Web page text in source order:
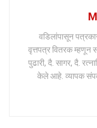
वडिलांपासून
वृत्तपत्र वितरक म्हणून
पुढारी, दै. सागर, दै.
केले आहे. व्यापक